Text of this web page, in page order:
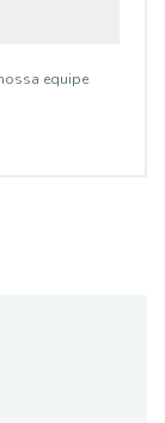
equipe